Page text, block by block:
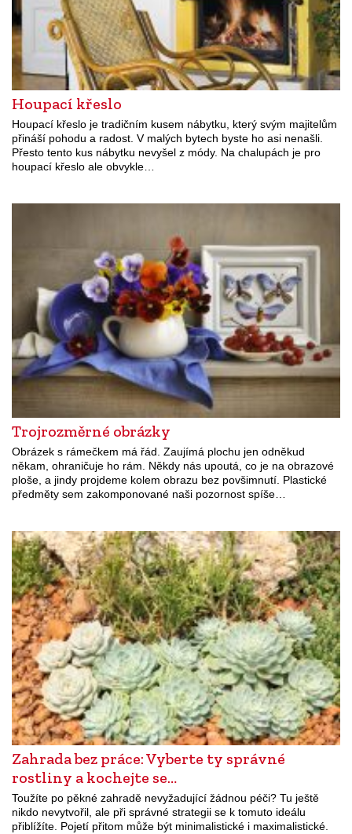
Houpací křeslo
Houpací křeslo je tradičním kusem nábytku, který svým majitelům
přináší pohodu a radost. V malých bytech byste ho asi nenašli.
Přesto tento kus nábytku nevyšel z módy. Na chalupách je pro
houpací křeslo ale obvykle…
Trojrozměrné obrázky
Obrázek s rámečkem má řád. Zaujímá plochu jen odněkud
někam, ohraničuje ho rám. Někdy nás upoutá, co je na obrazové
ploše, a jindy projdeme kolem obrazu bez povšimnutí. Plastické
předměty sem zakomponované naši pozornost spíše…
Zahrada bez práce: Vyberte ty správné
rostliny a kochejte se…
Toužíte po pěkné zahradě nevyžadující žádnou péči? Tu ještě
nikdo nevytvořil, ale při správné strategii se k tomuto ideálu
přiblížíte. Pojetí přitom může být minimalistické i maximalistické.